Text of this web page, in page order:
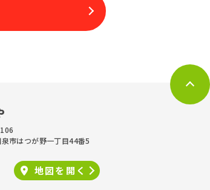
市はつが野一丁目44番5
地図を 開く